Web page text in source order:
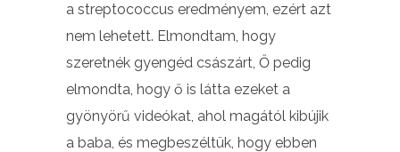
a streptococcus eredményem, ezért azt
nem lehetett. Elmondtam, hogy
szeretnék gyengéd császárt, Ő pedig
elmondta, hogy ő is látta ezeket a
gyönyörű videókat, ahol magától kibújik
a baba, és megbeszéltük, hogy ebben